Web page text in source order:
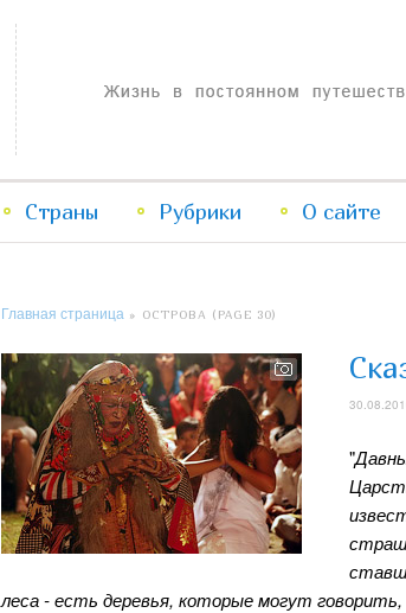
Жизнь в постоянном путешествии
Перейти
Перейти
Страны Рубрики О сайте
Главная страница » ОСТРОВА (PAGE 30)
"
леса - есть деревья, которые могут